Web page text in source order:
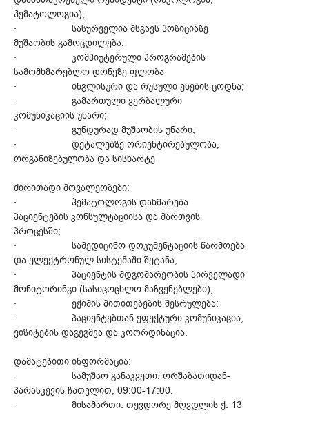
ჰემატოლოგია);
· სასურველია მსგავს პოზიციაზე
მუშაობის გამოცდილება:
· კომპიუტერული პროგრამების
სამომხმარებლო დონეზე ფლობა
· ინგლისური და რუსული ენების ცოდნა;
· გამართული ვერბალური
კომუნიკაციის უნარი;
· გუნდურად მუშაობის უნარი;
· დეტალებზე ორიენტირებულობა,
ორგანიზებულობა და სისხარტე
ძირითადი მოვალეობები:
· ჰემატოლოგის დახმარება
პაციენტების კონსულტაციისა და მართვის
პროცესში;
· სამედიცინო დოკუმენტაციის წარმოება
და ელექტრონულ სისტემაში შეტანა;
· პაციენტის მდგომარეობის პირველადი
მონიტორინგი (სასიცოცხლო მაჩვენებლები);
· ექიმის მითითებების შესრულება;
· პაციენტებთან ეფექტური კომუნიკაცია,
ვიზიტების დაგეგმვა და კოორდინაცია.
დამატებითი ინფორმაცია:
· სამუშაო განაკვეთი: ორშაბათიდან-
პარასკევის ჩათვლით, 09:00-17:00.
· მისამართი: თევდორე მღვდლის ქ. 13